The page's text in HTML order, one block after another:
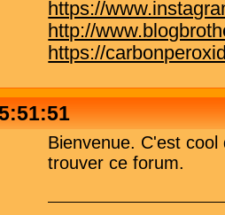
https://
http://
https://
Bienvenue. C'est
trouver ce forum.